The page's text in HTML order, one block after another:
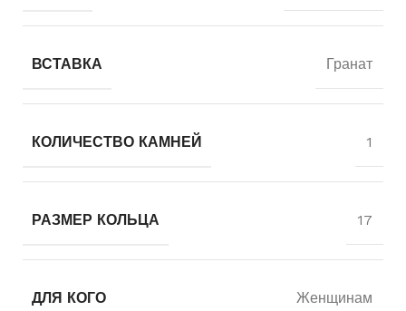
ВСТАВКА Гранат
КОЛИЧЕСТВО КАМНЕЙ 1
РАЗМЕР КОЛЬЦА 17
ДЛЯ КОГО Женщинам